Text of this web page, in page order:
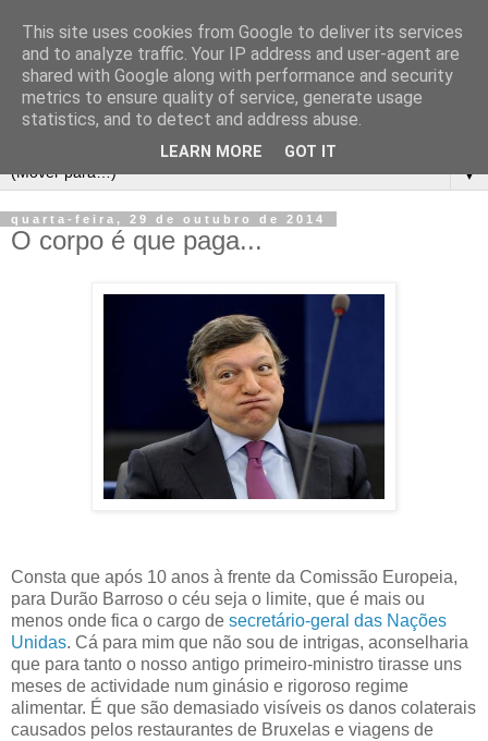
▼
quarta-feira, 29 de outubro de 2014
O corpo é que paga...
Consta que após 10 anos à frente da Comissão Europeia,
para Durão Barroso o céu seja o limite, que é mais ou
menos onde fica o cargo de secretário-geral das Nações
Unidas. Cá para mim que não sou de intrigas, aconselharia
que para tanto o nosso antigo primeiro-ministro tirasse uns
meses de actividade num ginásio e rigoroso regime
alimentar. É que são demasiado visíveis os danos colaterais
causados pelos restaurantes de Bruxelas e viagens de
This site uses cookies from Google to deliver its services
and to analyze traffic. Your IP address and user-agent are
shared with Google along with performance and security
metrics to ensure quality of service, generate usage
statistics, and to detect and address abuse.
LEARN MORE GOT IT